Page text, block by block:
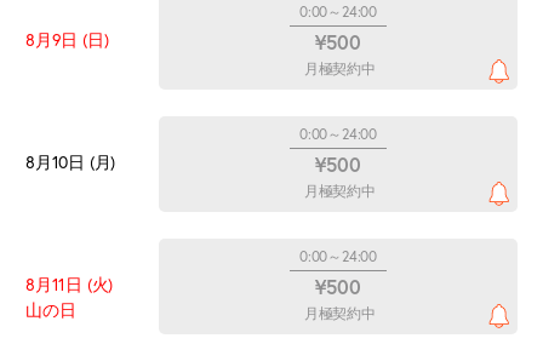
8月9日 (日)
0:00～24:00
¥500
月極契約中
8月10日 (月)
0:00～24:00
¥500
月極契約中
8月11日 (火)
山の日
0:00～24:00
¥500
月極契約中